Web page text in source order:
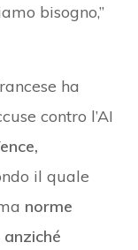
bisogno,”
ha
contro l’AI
il quale
norme